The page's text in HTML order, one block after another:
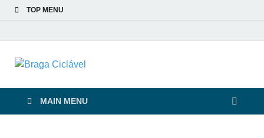
TOP MENU
Braga Ciclável
MAIN MENU